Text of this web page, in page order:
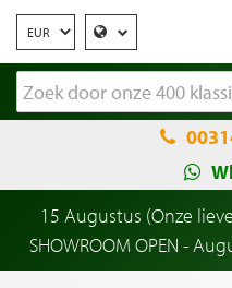
15 Augustus (Onze
SHOWROOM OPEN -